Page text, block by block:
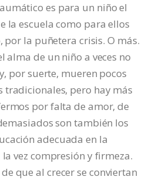
es para un niño el
la escuela como para ellos
por la puñetera crisis. O más.
alma de un niño a veces no
por suerte, mueren pocos
tradicionales, pero hay más
por falta de amor, de
son también los
adecuada en la
vez compresión y firmeza.
que al crecer se conviertan